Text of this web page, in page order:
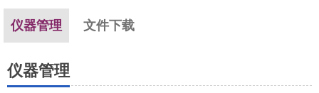
仪器管理 文件下载
仪器管理